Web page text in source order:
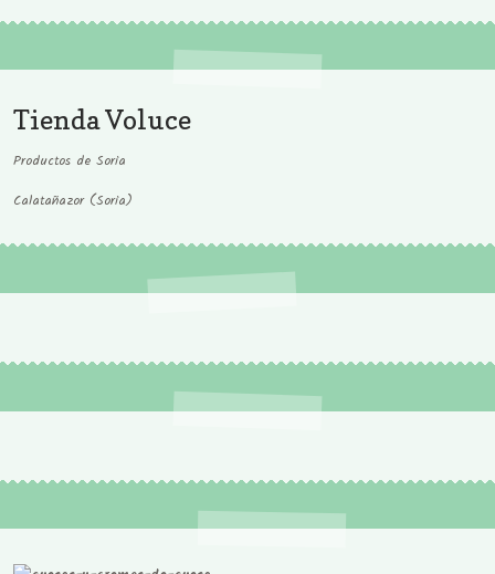
Tienda Voluce
Productos de Soria
Calatañazor (Soria)